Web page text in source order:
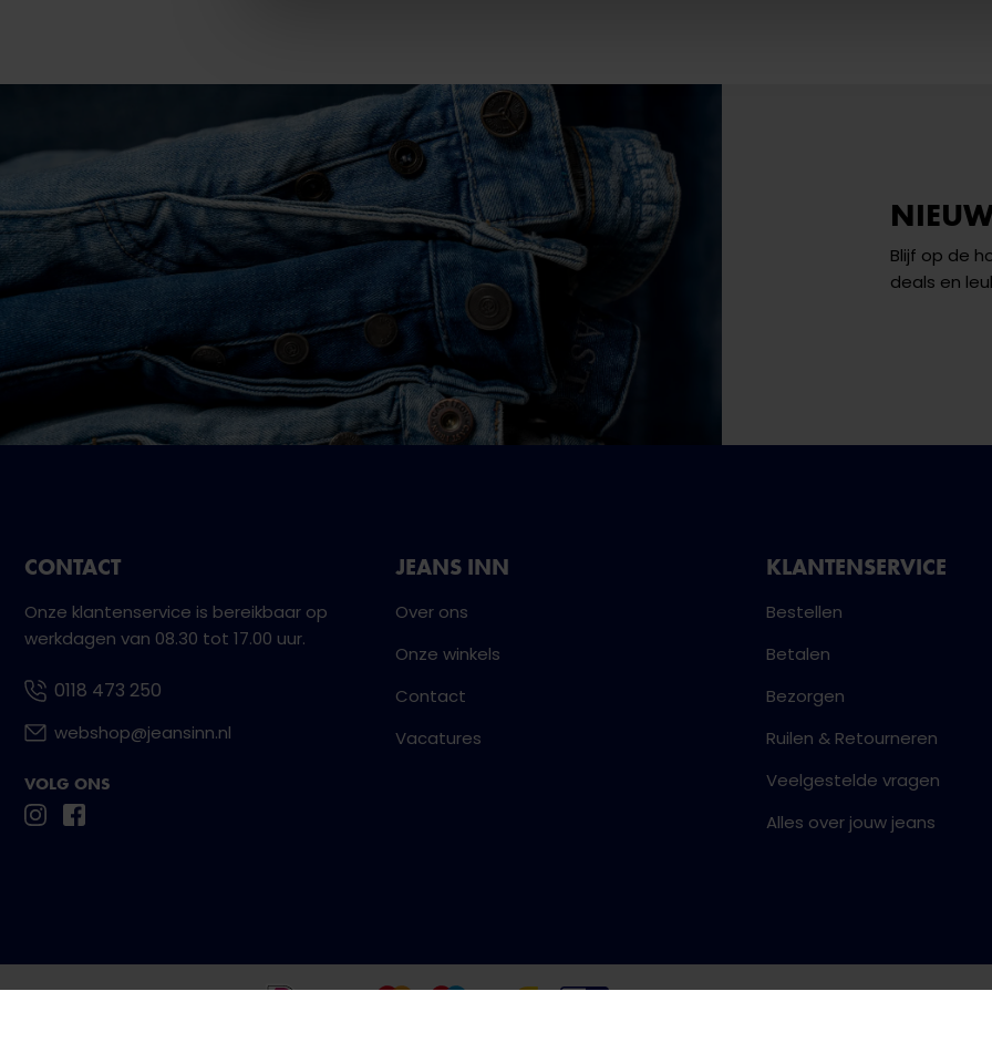
Blijf op de
deals en
CONTACT
Onze klantenservice is bereikbaar op
werkdagen van 08.30 tot 17.00 uur.
0118 473 250
webshop@jeansinn.nl
VOLG ONS
JEANS INN
Over ons
Onze winkels
Contact
Vacatures
KLANTENSERVICE
Bestellen
Betalen
Bezorgen
Ruilen & Retourneren
Veelgestelde vragen
Alles over jouw jeans
Betaal eenvoudig en veilig met